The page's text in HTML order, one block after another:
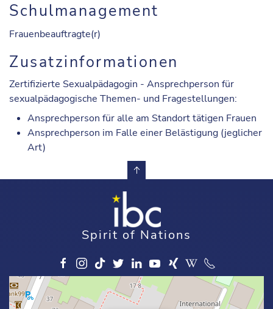
Schulmanagement
Frauenbeauftragte(r)
Zusatzinformationen
Zertifizierte Sexualpädagogin - Ansprechperson für
sexualpädagogische Themen- und Fragestellungen:
Ansprechperson für alle am Standort tätigen Frauen
Ansprechperson im Falle einer Belästigung (jeglicher
Art)
Spirit of Nations